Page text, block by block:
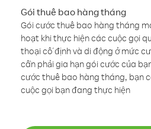
Gói thuê bao hàng tháng
Gói cước thuê bao hàng tháng
hoạt khi thực hiện các cuộc gọi
thoại cố định và di động ở mức
cần phải gia hạn gói cước của
cước thuê bao hàng tháng, bạn
cuộc gọi bạn đang thực hiện